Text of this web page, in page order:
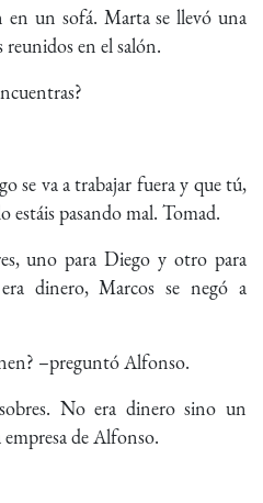
un sofá. Marta se llevó una
reunidos en el salón.
se va a trabajar fuera y que tú,
estáis pasando mal. Tomad.
uno para Diego y otro para
dinero, Marcos se negó a
–preguntó Alfonso.
No era dinero sino un
de Alfonso.